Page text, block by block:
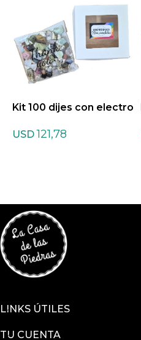
Kit 100 dijes con electro
USD 121,78
LINKS ÚTILES
TU CUENTA